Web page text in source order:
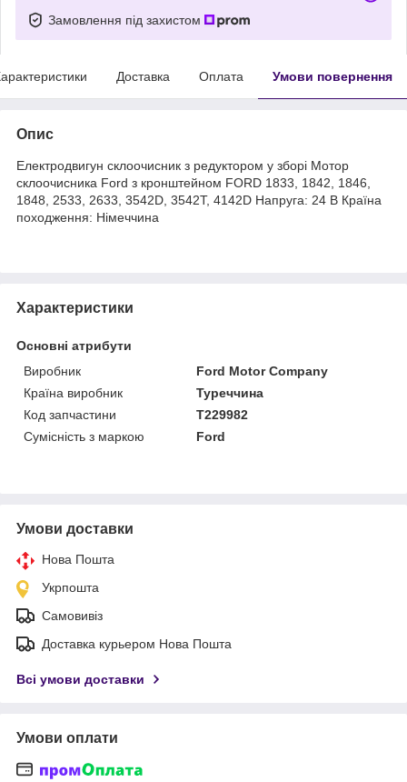
Замовлення під захистом
Доставка Оплата Умови повернення
Опис
Електродвигун склоочисник з редуктором у зборі Мотор
склоочисника Ford з кронштейном FORD 1833, 1842, 1846,
1848, 2533, 2633, 3542D, 3542T, 4142D Напруга: 24 В Країна
походження: Німеччина
Характеристики
Основні атрибути
Виробник
Ford Motor Company
Країна виробник
Туреччина
Код запчастини
T229982
Сумісність з маркою
Ford
Умови доставки
Нова Пошта
Укрпошта
Самовивіз
Доставка курьером Нова Пошта
Всі умови доставки
Умови оплати